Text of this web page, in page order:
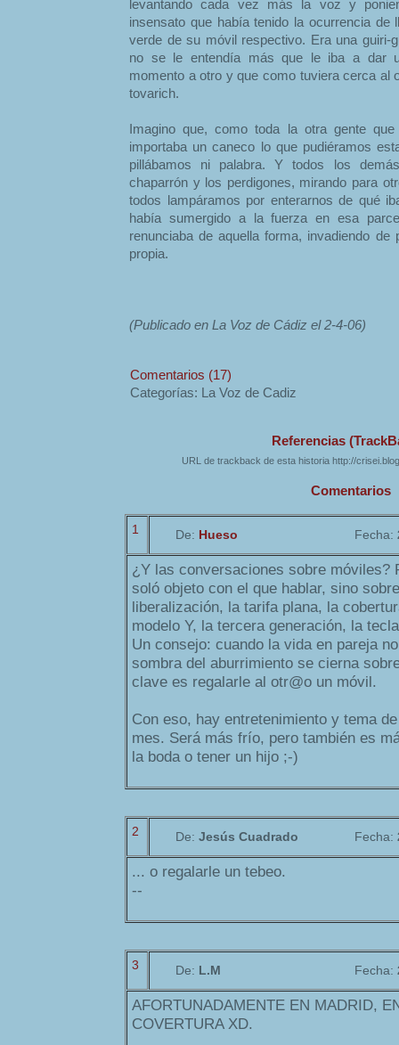
levantando cada vez más la voz y
insensato que había tenido la ocurrencia de
verde de su móvil respectivo. Era una guiri-
no se le entendía más que le iba a dar
momento a otro y que como tuviera cerca al
tovarich.
Imagino que, como toda la otra gente
importaba un caneco lo que pudiéramos
pillábamos ni palabra. Y todos los
chaparrón y los perdigones, mirando para
todos lampáramos por enterarnos de qué
había sumergido a la fuerza en esa
renunciaba de aquella forma, invadiendo de
propia.
(Publicado en La Voz de Cádiz el 2-4-06)
Comentarios (17)
Categorías: La Voz de Cadiz
Referencias
URL de trackback de esta historia http://
Comentarios
1 De: Hueso Fecha:
¿Y las conversaciones sobre móviles?
soló objeto con el que hablar, sino
liberalización, la tarifa plana, la
modelo Y, la tercera generación, la
Un consejo: cuando la vida en pareja
sombra del aburrimiento se cierna
clave es regalarle al otr@o un móvil.
Con eso, hay entretenimiento y tema
mes. Será más frío, pero también es
la boda o tener un hijo ;-)
2 De: Jesús Cuadrado Fecha:
... o regalarle un tebeo.
--
3 De: L.M Fecha:
AFORTUNADAMENTE EN MADRID,
COVERTURA XD.